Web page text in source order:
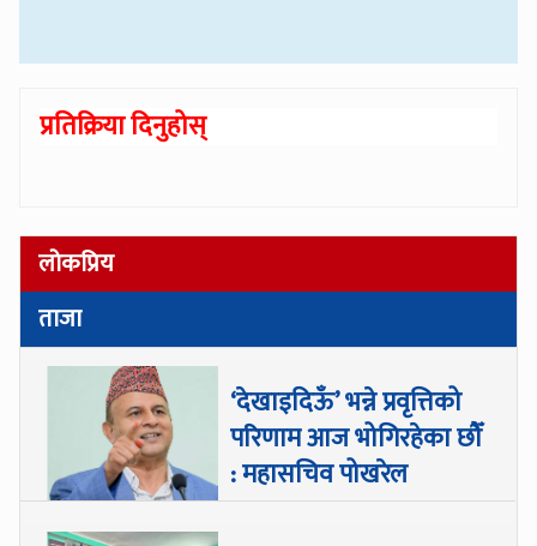
प्रतिक्रिया दिनुहोस्
लोकप्रिय
ताजा
‘देखाइदिऊँ’ भन्ने प्रवृत्तिको
परिणाम आज भोगिरहेका छौँ
: महासचिव पोखरेल